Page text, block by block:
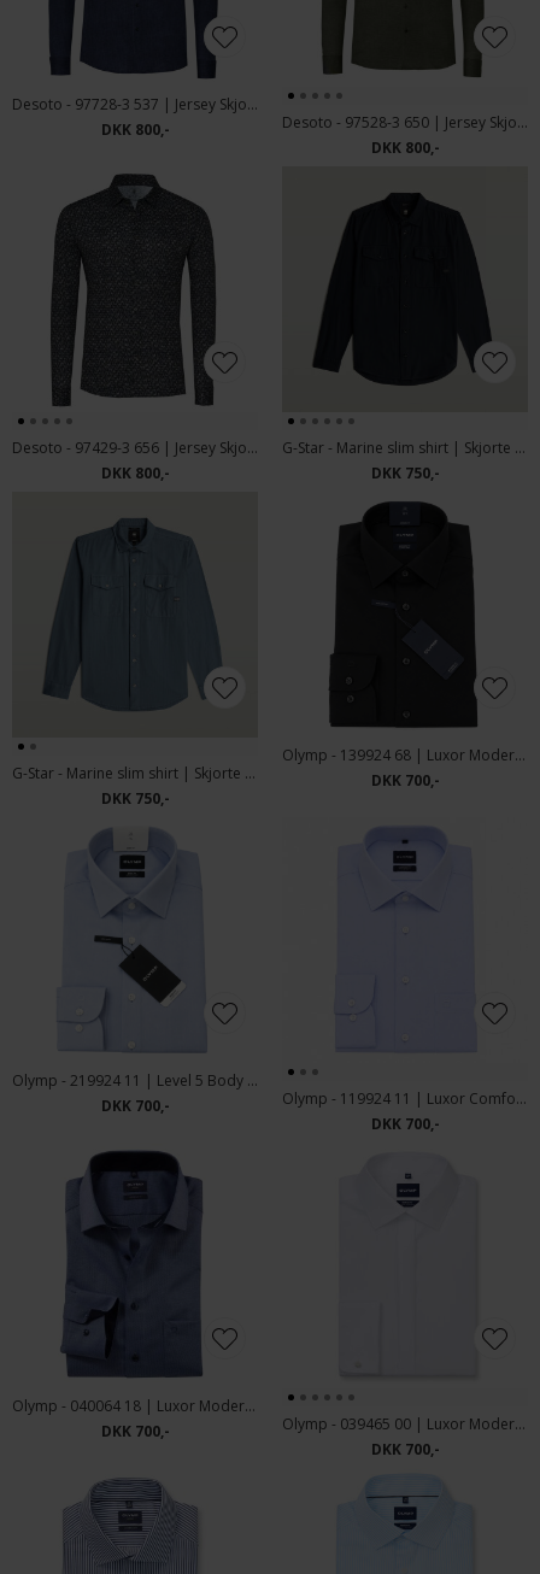
Desoto - 97728-3 537 | Jersey Skjorte Dark Blue Denim
DKK 800,-
Desoto - 97528-3 650 | Jersey Skjorte Green Twill
DKK 800,-
Desoto - 97429-3 656 | Jersey Skjorte Green Drops
DKK 800,-
G-Star - Marine slim shirt | Skjorte Salute
DKK 750,-
G-Star - Marine slim shirt | Skjorte Grit
DKK 750,-
Olymp - 139924 68 | Luxor Modern Fit Skjorte Black
DKK 700,-
Olymp - 219924 11 | Level 5 Body Fit Skjorte Blue
DKK 700,-
Olymp - 119924 11 | Luxor Comfort Fit Skjorte Blue
DKK 700,-
Olymp - 040064 18 | Luxor Modern Fit Skjorte Blue
DKK 700,-
Olymp - 039465 00 | Luxor Modern Fit Smoking Skjorte White
DKK 700,-